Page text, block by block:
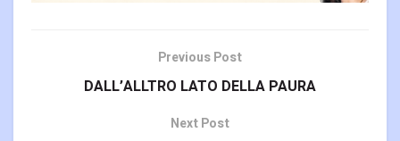
Previous Post
DALL’ALLTRO LATO DELLA PAURA
Next Post